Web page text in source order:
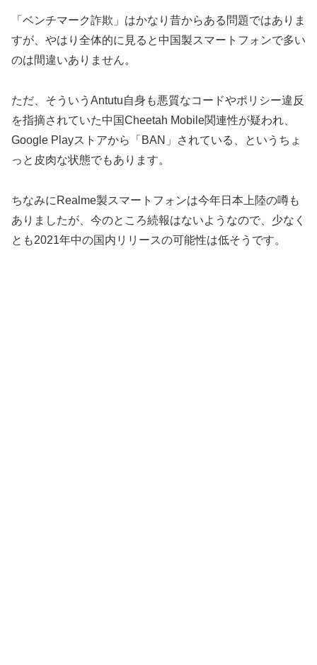
「ベンチマーク詐欺」はかなり昔からある問題ではありま
すが、やはり全体的に見ると中国製スマートフォンで多い
のは間違いありません。
ただ、そういうAntutu自身も悪質なコードやポリシー違反
を指摘されていた中国Cheetah Mobile関連性が疑われ、
Google Playストアから「BAN」されている、というちょ
っと皮肉な状態でもあります。
ちなみにRealme製スマートフォンは今年日本上陸の噂も
ありましたが、今のところ続報はないようなので、少なく
とも2021年中の国内リリースの可能性は低そうです。